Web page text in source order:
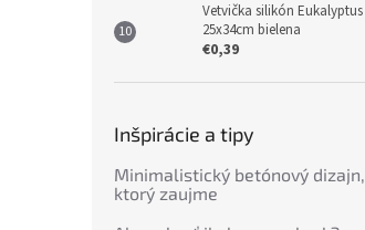
Vetvička silikón Eukalyptus
25x34cm bielena
€0,39
Inšpirácie a tipy
Minimalistický betónový dizajn,
ktorý zaujme